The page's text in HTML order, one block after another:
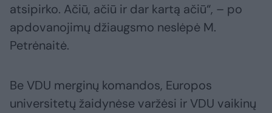
atsipirko. Ačiū, ačiū ir dar kartą ačiū“, – po
apdovanojimų džiaugsmo neslėpė M.
Petrėnaitė.
Be VDU merginų komandos, Europos
universitetų žaidynėse varžėsi ir VDU vaikinų